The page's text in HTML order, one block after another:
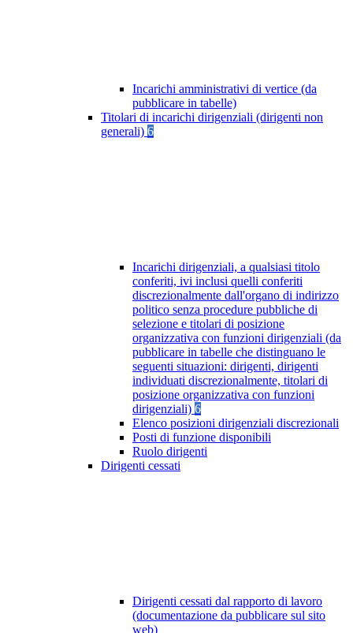
Incarichi amministrativi di vertice (da
pubblicare in tabelle)
Titolari di incarichi dirigenziali (dirigenti non
generali) 6
Incarichi dirigenziali, a qualsiasi titolo
conferiti, ivi inclusi quelli conferiti
discrezionalmente dall'organo di indirizzo
politico senza procedure pubbliche di
selezione e titolari di posizione
organizzativa con funzioni dirigenziali (da
pubblicare in tabelle che distinguano le
seguenti situazioni: dirigenti, dirigenti
individuati discrezionalmente, titolari di
posizione organizzativa con funzioni
dirigenziali) 6
Elenco posizioni dirigenziali discrezionali
Posti di funzione disponibili
Ruolo dirigenti
Dirigenti cessati
Dirigenti cessati dal rapporto di lavoro
(documentazione da pubblicare sul sito
web)